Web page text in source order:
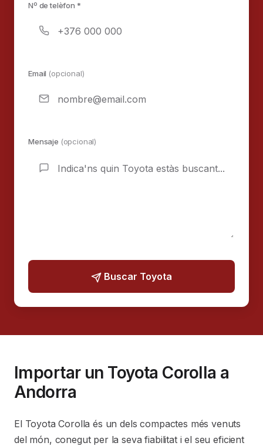
Nº de telèfon *
Email (opcional)
Mensaje (opcional)
Buscar Toyota
Importar un Toyota Corolla a
Andorra
El Toyota Corolla és un dels compactes més venuts
del món, conegut per la seva fiabilitat i el seu eficient